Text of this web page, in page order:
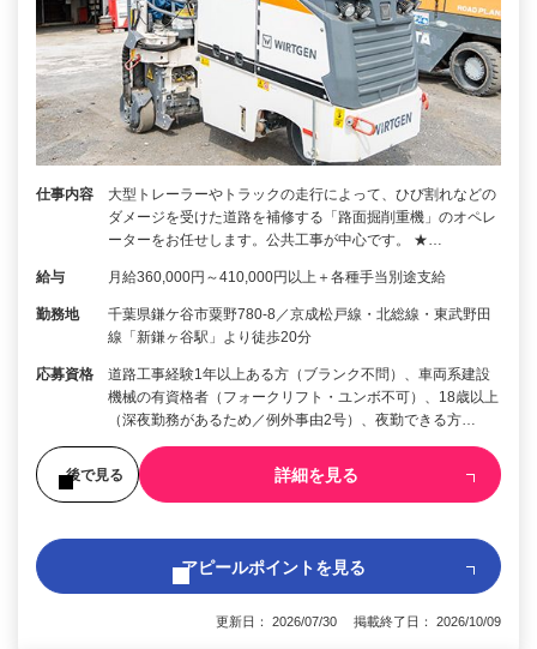
仕事内容
大型トレーラーやトラックの走行によって、ひび割れなどの
ダメージを受けた道路を補修する「路面掘削重機」のオペレ
ーターをお任せします。公共工事が中心です。 ★…
給与 月給360,000円～410,000円以上＋各種手当別途支給
勤務地
千葉県鎌ケ谷市粟野780-8／京成松戸線・北総線・東武野田
線「新鎌ヶ谷駅」より徒歩20分
応募資格
道路工事経験1年以上ある方（ブランク不問）、車両系建設
機械の有資格者（フォークリフト・ユンボ不可）、18歳以上
（深夜勤務があるため／例外事由2号）、夜勤できる方…
後で見る 詳細を見る
アピールポイントを見る
更新日： 2026/07/30 掲載終了日： 2026/10/09